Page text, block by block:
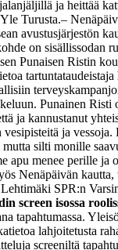
ja heittää
Turusta.–
avustusjärjestön
on sisällissodan
Punaisen Ristin
tartuntataudeistaja
Punainen Risti
ja kannustanut
ja vessoja.
silti monille
apu menee perille ja
Nenäpäivän kautta,
SPR:n
screen isossa
tapahtumassa.
lahjoitetusta
screeniltä